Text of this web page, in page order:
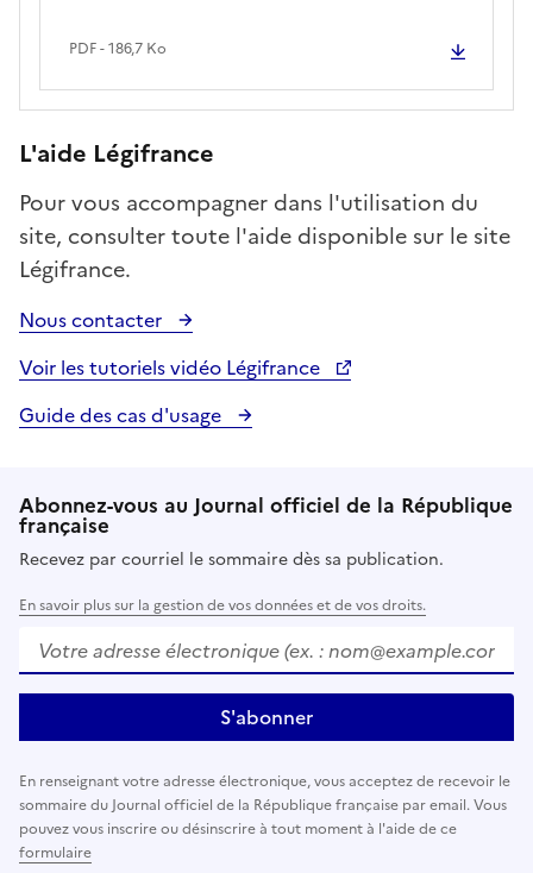
PDF - 186,7 Ko
L'aide Légifrance
Pour vous accompagner dans l'utilisation du
site, consulter toute l'aide disponible sur le site
Légifrance.
Nous contacter
Voir les tutoriels vidéo Légifrance
Guide des cas d'usage
Abonnez-vous au Journal officiel de la République
française
Recevez par courriel le sommaire dès sa publication.
En savoir plus sur la gestion de vos données et de vos droits.
Votre adresse électronique (ex. : nom@example.com
S'abonner
En renseignant votre adresse électronique, vous acceptez de recevoir le
sommaire du Journal officiel de la République française par email. Vous
pouvez vous inscrire ou désinscrire à tout moment à l'aide de ce
formulaire